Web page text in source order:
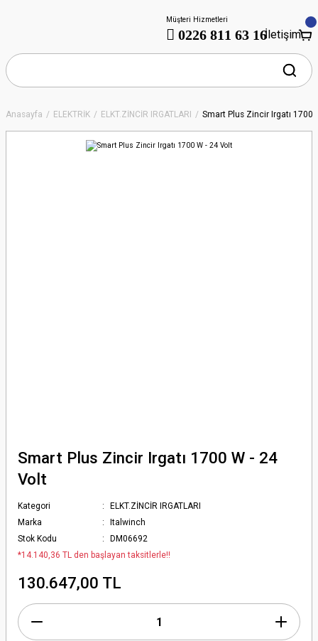
Müşteri Hizmetleri
0226 811 63 16İletişim
Anasayfa ELEKTRİK ELKT.ZİNCİR IRGATLARI Smart Plus Zincir Irgatı 1700
Smart Plus Zincir Irgatı 1700 W - 24
Volt
Kategori
ELKT.ZİNCİR IRGATLARI
Marka
Italwinch
Stok Kodu
DM06692
*14.140,36 TL den başlayan taksitlerle!!
130.647,00 TL